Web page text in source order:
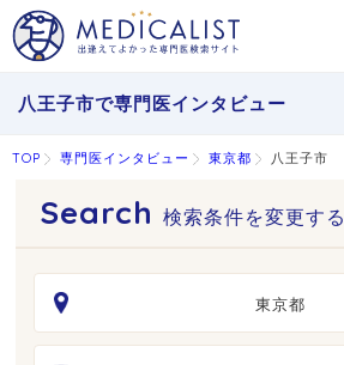
八王子市で専門医インタビュー
TOP 専門医インタビュー 東京都 八王子市
検索条件を変更する
東京都